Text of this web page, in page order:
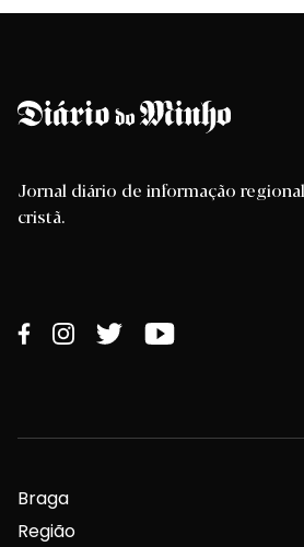
Jornal diário de informação
cristã.
Braga
Região